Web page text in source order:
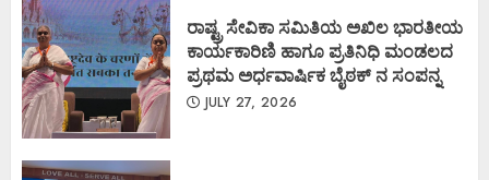
ರಾಷ್ಟ್ರ ಸೇವಿಕಾ ಸಮಿತಿಯ ಅಖಿಲ ಭಾರತೀಯ
ಕಾರ್ಯಕಾರಿಣಿ ಹಾಗೂ ಪ್ರತಿನಿಧಿ ಮಂಡಲದ
ಪ್ರಥಮ ಅರ್ಧವಾರ್ಷಿಕ ಬೈಠಕ್ ನ ಸಂಪನ್ನ
JULY 27, 2026